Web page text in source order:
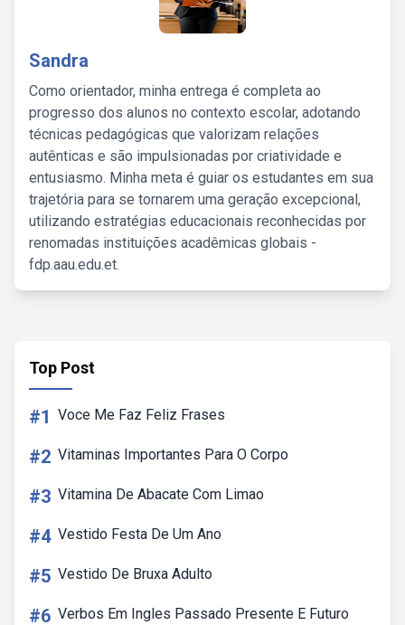
Sandra
Como orientador, minha entrega é completa ao
progresso dos alunos no contexto escolar, adotando
técnicas pedagógicas que valorizam relações
autênticas e são impulsionadas por criatividade e
entusiasmo. Minha meta é guiar os estudantes em sua
trajetória para se tornarem uma geração excepcional,
utilizando estratégias educacionais reconhecidas por
renomadas instituições acadêmicas globais -
fdp.aau.edu.et.
Top Post
#1 Voce Me Faz Feliz Frases
#2 Vitaminas Importantes Para O Corpo
#3 Vitamina De Abacate Com Limao
#4 Vestido Festa De Um Ano
#5 Vestido De Bruxa Adulto
#6 Verbos Em Ingles Passado Presente E Futuro